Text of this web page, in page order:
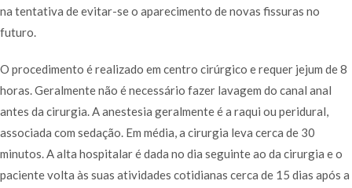
na tentativa de evitar-se o aparecimento de novas fissuras no
futuro.
O procedimento é realizado em centro cirúrgico e requer jejum de 8
horas. Geralmente não é necessário fazer lavagem do canal anal
antes da cirurgia. A anestesia geralmente é a raqui ou peridural,
associada com sedação. Em média, a cirurgia leva cerca de 30
minutos. A alta hospitalar é dada no dia seguinte ao da cirurgia e o
paciente volta às suas atividades cotidianas cerca de 15 dias após a